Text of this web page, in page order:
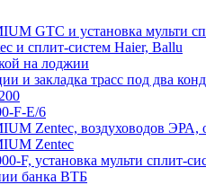
GTC и установка мульти
и сплит-систем Haier, Ballu
на лоджии
и закладка трасс под два
F-E/6
Zentec, воздуховодов
Zentec
установка мульти сплит-
банка ВТБ